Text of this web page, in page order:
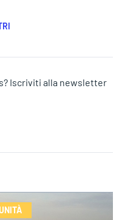
Iscriviti alla newsletter